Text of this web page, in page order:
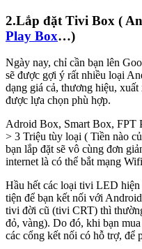
2.Lắp đặt Tivi Box (
Play Box…)
Ngày nay, chỉ cần bạn lên
sẽ được gợi ý rất nhiều loại
dạng giá cả, thương hiệu,
được lựa chọn phù hợp.
Adroid Box, Smart Box, FPT
> 3 Triệu tùy loại ( Tiền nào
bạn lắp đặt sẽ vô cùng đơn
internet là có thể bắt mạng
Hầu hết các loại tivi LED
tiện để bạn kết nối với
tivi đời cũ (tivi CRT) thì
đỏ, vàng). Do đó, khi bạn
các cổng kết nối có hỗ trợ, để